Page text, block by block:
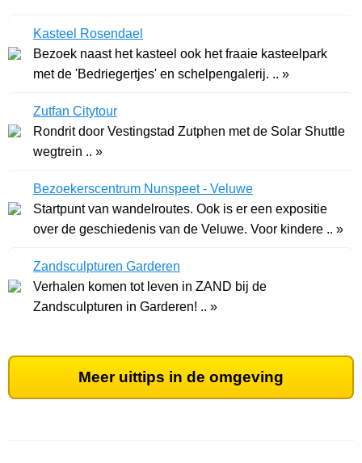
Kasteel Rosendael
Bezoek naast het kasteel ook het fraaie kasteelpark
met de 'Bedriegertjes' en schelpengalerij. .. »
Zutfan Citytour
Rondrit door Vestingstad Zutphen met de Solar Shuttle
wegtrein .. »
Bezoekerscentrum Nunspeet - Veluwe
Startpunt van wandelroutes. Ook is er een expositie
over de geschiedenis van de Veluwe. Voor kindere .. »
Zandsculpturen Garderen
Verhalen komen tot leven in ZAND bij de
Zandsculpturen in Garderen! .. »
Meer uittips in de omgeving